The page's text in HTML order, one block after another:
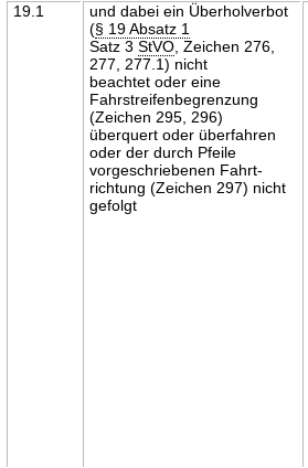
19.1
und dabei ein Überholverbot
(§ 19 Absatz 1
Satz 3StVO , Zeichen 276,
277, 277.1) nicht
beachtet oder eine
Fahrstreifenbegrenzung
(Zeichen 295, 296)
überquert oder überfahren
oder der durch Pfeile
vorgeschriebenen Fahrt-
richtung (Zeichen 297) nicht
gefolgt